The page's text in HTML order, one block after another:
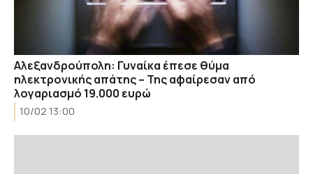
Aλεξανδρούπολη: Γυναίκα έπεσε θύμα
ηλεκτρονικής απάτης – Της αφαίρεσαν από
λογαριασμό 19.000 ευρώ
10/02 13:00